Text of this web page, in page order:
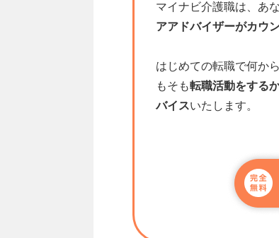
マイナビ介護職は、あ
アアドバイザーがカウ
はじめての転職で何か
もそも転職活動をする
バイスいたします。